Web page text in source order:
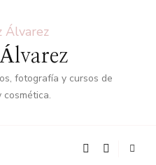
fotografía y cursos de
cosmética.